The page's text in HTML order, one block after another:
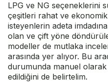
LPG ve NG seçeneklerini
çeşitleri rahat ve
isteyenlerin adeta
olan ve çift yöne
modeller de mutlaka
arasında yer alıyor. Bu
durumunda manuel olarak
edildiğini de belirtelim.